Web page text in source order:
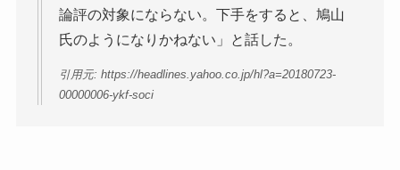
論評の対象にならない。下手をすると、鳩山
氏のようになりかねない」と話した。
引用元: https://headlines.yahoo.co.jp/hl?a=20180723-
00000006-ykf-soci